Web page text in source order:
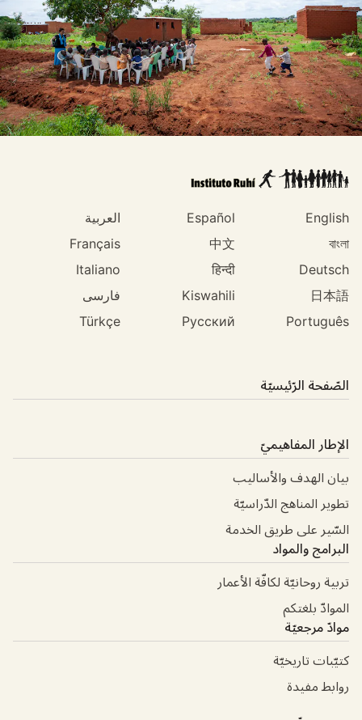
English
Español
العربية
বাংলা
中文
Français
Deutsch
हिन्दी
Italiano
日本語
Kiswahili
فارسی
Português
Русский
Türkçe
الصّفحة الرّئيسيّة
الإطار المفاهيميّ
بيان الهدف والأساليب
تطوير المناهج الدّراسيّة
السّير على طريق الخدمة
البرامج والمواد
تربية روحانيّة لكافّة الأعمار
الموادّ بلغتكم
موادّ مرجعيّة
كتيّبات تاريخيّة
روابط مفيدة